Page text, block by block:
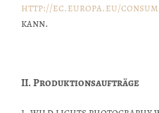
http://ec.europa.eu/
kann.
II. Produktionsaufträge